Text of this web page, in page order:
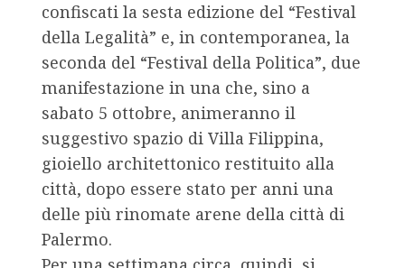
confiscati la sesta edizione del “Festival
della Legalità” e, in contemporanea, la
seconda del “Festival della Politica”, due
manifestazione in una che, sino a
sabato 5 ottobre, animeranno il
suggestivo spazio di Villa Filippina,
gioiello architettonico restituito alla
città, dopo essere stato per anni una
delle più rinomate arene della città di
Palermo.